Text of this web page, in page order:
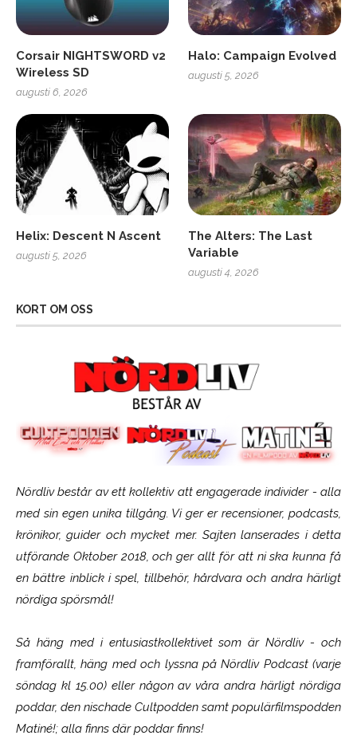
Corsair NIGHTSWORD v2
Wireless SD
augusti 6, 2026
Halo: Campaign Evolved
augusti 5, 2026
Helix: Descent N Ascent
augusti 5, 2026
The Alters: The Last
Variable
augusti 4, 2026
KORT OM OSS
Nördliv består av ett kollektiv att engagerade individer - alla
med sin egen unika tillgång. Vi ger er recensioner, podcasts,
krönikor, guider och mycket mer. Sajten lanserades i detta
utförande Oktober 2018, och ger allt för att ni ska kunna få
en bättre inblick i spel, tillbehör, hårdvara och andra härligt
nördiga spörsmål!
Så häng med i entusiastkollektivet som ärNördliv- och
framförallt, häng med och lyssna på Nördliv Podcast (varje
söndag kl 15.00) eller någon av våra andra härligt nördiga
poddar, den nischade Cultpodden samt populärfilmspodden
Matiné!; alla finns där poddar finns!